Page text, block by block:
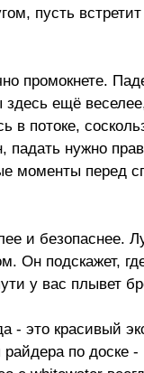
пусть
промокнете.
здесь ещё
в потоке,
нужно
моменты перед
и безопаснее.
Он подскажет,
у вас плывет
- это красивый
по доске -